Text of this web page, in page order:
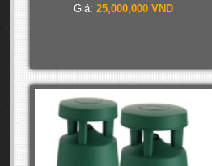
Giá: 25,000,000 VND